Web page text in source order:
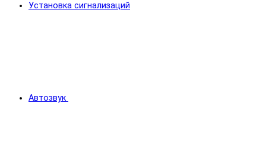
Установка сигнализаций
Автозвук